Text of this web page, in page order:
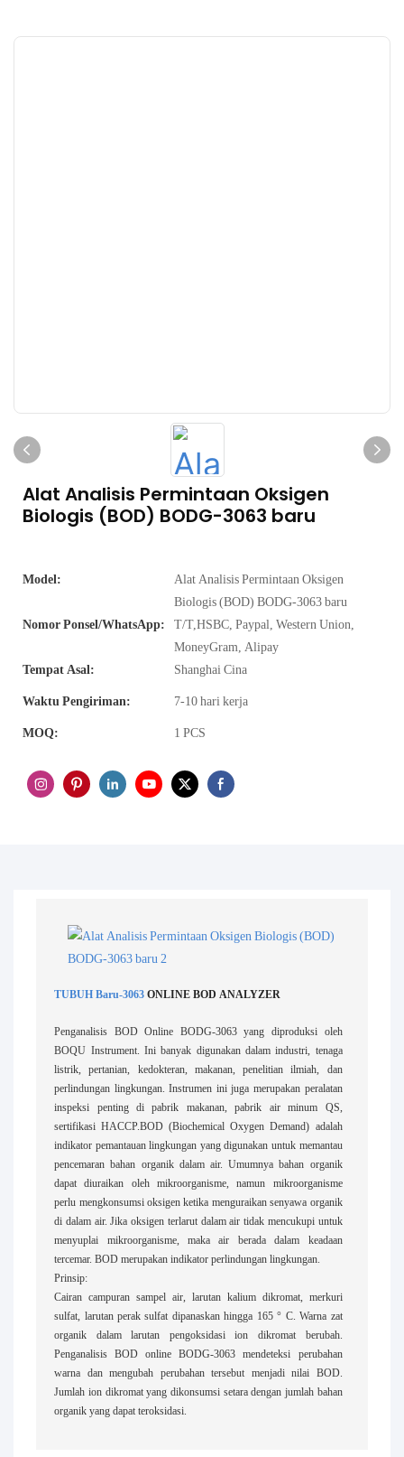
Alat Analisis Permintaan Oksigen
Biologis (BOD) BODG-3063 baru
Model:
Alat Analisis Permintaan Oksigen
Biologis (BOD) BODG-3063 baru
Nomor Ponsel/WhatsApp:
T/T,HSBC, Paypal, Western Union,
MoneyGram, Alipay
Tempat Asal:
Shanghai Cina
Waktu Pengiriman: 7-10 hari kerja
MOQ: 1 PCS
TUBUH Baru-3063ONLINE BOD ANALYZER
Penganalisis BOD Online BODG-3063 yang diproduksi oleh
BOQU Instrument. Ini banyak digunakan dalam industri, tenaga
listrik, pertanian, kedokteran, makanan, penelitian ilmiah, dan
perlindungan lingkungan. Instrumen ini juga merupakan peralatan
inspeksi penting di pabrik makanan, pabrik air minum QS,
sertifikasi HACCP.BOD (Biochemical Oxygen Demand) adalah
indikator pemantauan lingkungan yang digunakan untuk memantau
pencemaran bahan organik dalam air. Umumnya bahan organik
dapat diuraikan oleh mikroorganisme, namun mikroorganisme
perlu mengkonsumsi oksigen ketika menguraikan senyawa organik
di dalam air. Jika oksigen terlarut dalam air tidak mencukupi untuk
menyuplai mikroorganisme, maka air berada dalam keadaan
tercemar. BOD merupakan indikator perlindungan lingkungan.
Prinsip:
Cairan campuran sampel air, larutan kalium dikromat, merkuri
sulfat, larutan perak sulfat dipanaskan hingga 165 ° C. Warna zat
organik dalam larutan pengoksidasi ion dikromat berubah.
Penganalisis BOD online BODG-3063 mendeteksi perubahan
warna dan mengubah perubahan tersebut menjadi nilai BOD.
Jumlah ion dikromat yang dikonsumsi setara dengan jumlah bahan
organik yang dapat teroksidasi.